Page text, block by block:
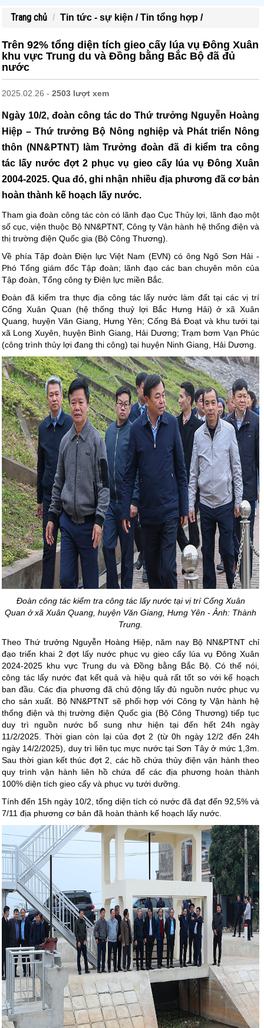
Trang chủ Tin tức - sự kiện /Tin tổng hợp /
Trên 92% tổng diện tích gieo cấy lúa vụ Đông Xuân
khu vực Trung du và Đồng bằng Bắc Bộ đã đủ
nước
2025.02.26 - 2503 lượt xem
Ngày 10/2, đoàn công tác do Thứ trưởng Nguyễn Hoàng
Hiệp – Thứ trưởng Bộ Nông nghiệp và Phát triển Nông
thôn (NN&PTNT) làm Trưởng đoàn đã đi kiểm tra công
tác lấy nước đợt 2 phục vụ gieo cấy lúa vụ Đông Xuân
2004-2025. Qua đó, ghi nhận nhiều địa phương đã cơ bản
hoàn thành kế hoạch lấy nước.
Tham gia đoàn công tác còn có lãnh đạo Cục Thủy lợi, lãnh đạo một
số cục, viện thuộc Bộ NN&PTNT, Công ty Vận hành hệ thống điện và
thị trường điện Quốc gia (Bộ Công Thương).
Về phía Tập đoàn Điện lực Việt Nam (EVN) có ông Ngô Sơn Hải -
Phó Tổng giám đốc Tập đoàn; lãnh đạo các ban chuyên môn của
Tập đoàn, Tổng công ty Điện lực miền Bắc.
Đoàn đã kiểm tra thực địa công tác lấy nước làm đất tại các vị trí
Cống Xuân Quan (hệ thống thuỷ lợi Bắc Hưng Hải) ở xã Xuân
Quang, huyện Văn Giang, Hưng Yên; Cống Bá Đoạt và khu tưới tại
xã Long Xuyên, huyện Bình Giang, Hải Dương; Trạm bơm Vạn Phúc
(công trình thủy lợi đang thi công) tại huyện Ninh Giang, Hải Dương.
Đoàn công tác kiểm tra công tác lấy nước tại vị trí Cống Xuân
Quan ở xã Xuân Quang, huyện Văn Giang, Hưng Yên - Ảnh: Thành
Trung.
Theo Thứ trưởng Nguyễn Hoàng Hiệp, năm nay Bộ NN&PTNT chỉ
đạo triển khai 2 đợt lấy nước phục vụ gieo cấy lúa vụ Đông Xuân
2024-2025 khu vực Trung du và Đồng bằng Bắc Bộ. Có thể nói,
công tác lấy nước đạt kết quả và hiệu quả rất tốt so với kế hoạch
ban đầu. Các địa phương đã chủ động lấy đủ nguồn nước phục vụ
cho sản xuất. Bộ NN&PTNT sẽ phối hợp với Công ty Vận hành hệ
thống điện và thị trường điện Quốc gia (Bộ Công Thương) tiếp tục
duy trì nguồn nước bổ sung như hiện tại đến hết 24h ngày
11/2/2025. Thời gian còn lại của đợt 2 (từ 0h ngày 12/2 đến 24h
ngày 14/2/2025), duy trì liên tục mực nước tại Sơn Tây ở mức 1,3m.
Sau thời gian kết thúc đợt 2, các hồ chứa thủy điện vận hành theo
quy trình vận hành liên hồ chứa để các địa phương hoàn thành
100% diện tích gieo cấy và phục vụ tưới dưỡng.
Tính đến 15h ngày 10/2, tổng diện tích có nước đã đạt đến 92,5% và
7/11 địa phương cơ bản đã hoàn thành kế hoạch lấy nước.